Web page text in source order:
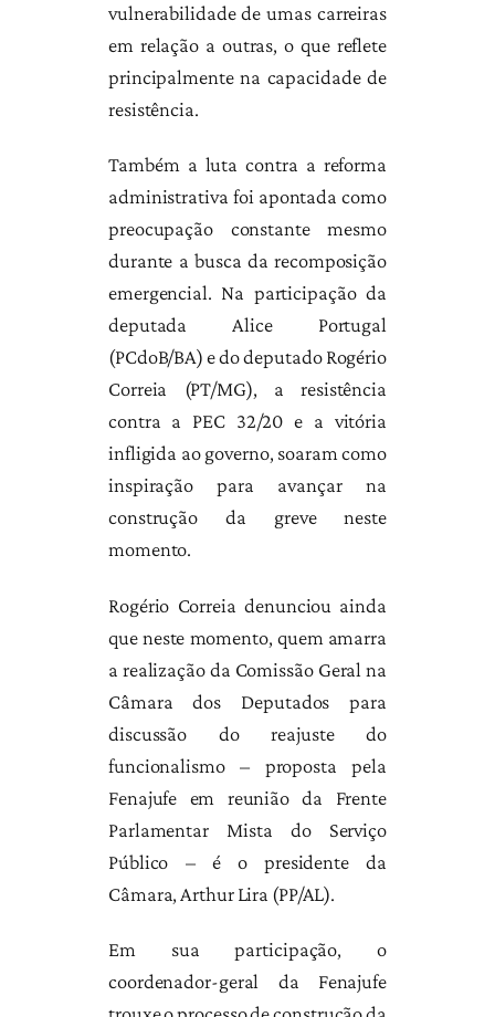
vulnerabilidade de umas carreiras
em relação a outras, o que reflete
principalmente na capacidade de
resistência.
Também a luta contra a reforma
administrativa foi apontada como
preocupação constante mesmo
durante a busca da recomposição
emergencial. Na participação da
deputada Alice Portugal
(PCdoB/BA) e do deputado Rogério
Correia (PT/MG), a resistência
contra a PEC 32/20 e a vitória
infligida ao governo, soaram como
inspiração para avançar na
construção da greve neste
momento.
Rogério Correia denunciou ainda
que neste momento, quem amarra
a realização da Comissão Geral na
Câmara dos Deputados para
discussão do reajuste do
funcionalismo – proposta pela
Fenajufe em reunião da Frente
Parlamentar Mista do Serviço
Público – é o presidente da
Câmara, Arthur Lira (PP/AL).
Em sua participação, o
coordenador-geral da Fenajufe